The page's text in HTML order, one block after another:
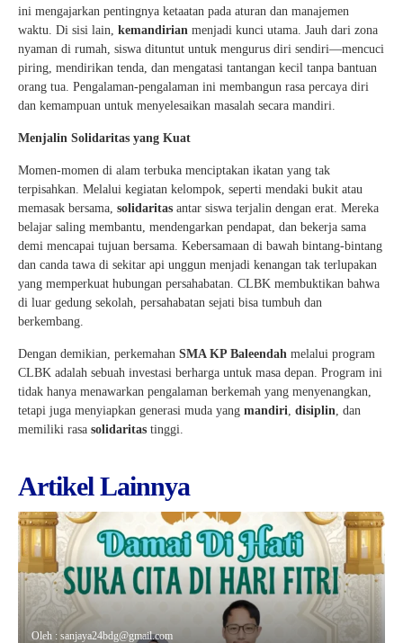
ini mengajarkan pentingnya ketaatan pada aturan dan manajemen
waktu. Di sisi lain, kemandirian menjadi kunci utama. Jauh dari zona
nyaman di rumah, siswa dituntut untuk mengurus diri sendiri—mencuci
piring, mendirikan tenda, dan mengatasi tantangan kecil tanpa bantuan
orang tua. Pengalaman-pengalaman ini membangun rasa percaya diri
dan kemampuan untuk menyelesaikan masalah secara mandiri.
Menjalin Solidaritas yang Kuat
Momen-momen di alam terbuka menciptakan ikatan yang tak
terpisahkan. Melalui kegiatan kelompok, seperti mendaki bukit atau
memasak bersama, solidaritas antar siswa terjalin dengan erat. Mereka
belajar saling membantu, mendengarkan pendapat, dan bekerja sama
demi mencapai tujuan bersama. Kebersamaan di bawah bintang-bintang
dan canda tawa di sekitar api unggun menjadi kenangan tak terlupakan
yang memperkuat hubungan persahabatan. CLBK membuktikan bahwa
di luar gedung sekolah, persahabatan sejati bisa tumbuh dan
berkembang.
Dengan demikian, perkemahan SMA KP Baleendah melalui program
CLBK adalah sebuah investasi berharga untuk masa depan. Program ini
tidak hanya menawarkan pengalaman berkemah yang menyenangkan,
tetapi juga menyiapkan generasi muda yang mandiri, disiplin, dan
memiliki rasa solidaritas tinggi.
Artikel Lainnya
Oleh : sanjaya24bdg@gmail.com